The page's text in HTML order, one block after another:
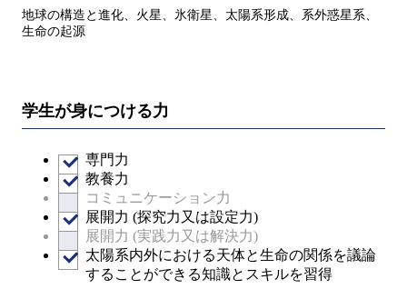
地球の構造と進化、火星、氷衛星、太陽系形成、系外惑星系、
生命の起源
学生が身につける力
専門力
教養力
コミュニケーション力
展開力 (探究力又は設定力)
展開力 (実践力又は解決力)
太陽系内外における天体と生命の関係を議論
することができる知識とスキルを習得